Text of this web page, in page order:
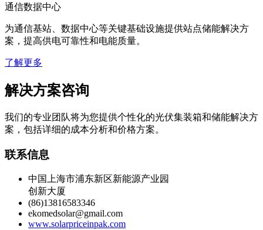
通信数据中心
为通信基站、数据中心等关键基础设施提供站点储能解决方
案，提高供电可靠性和电能质量。
了解更多
解决方案咨询
我们的专业团队将为您提供个性化的光伏集装箱和储能解决方
案，包括详细的成本分析和价格方案。
联系信息
中国上海市浦东新区新能源产业园
创新大厦
(86)13816583346
ekomedsolar@gmail.com
www.solarpriceinpak.com